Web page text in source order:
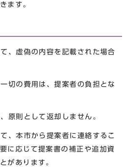
ます。
、虚偽の内容を記載された場合
切の費用は、提案者の負担とな
原則として返却しません。
、本市から提案者に連絡するこ
に応じて提案書の補正や追加資
があります。